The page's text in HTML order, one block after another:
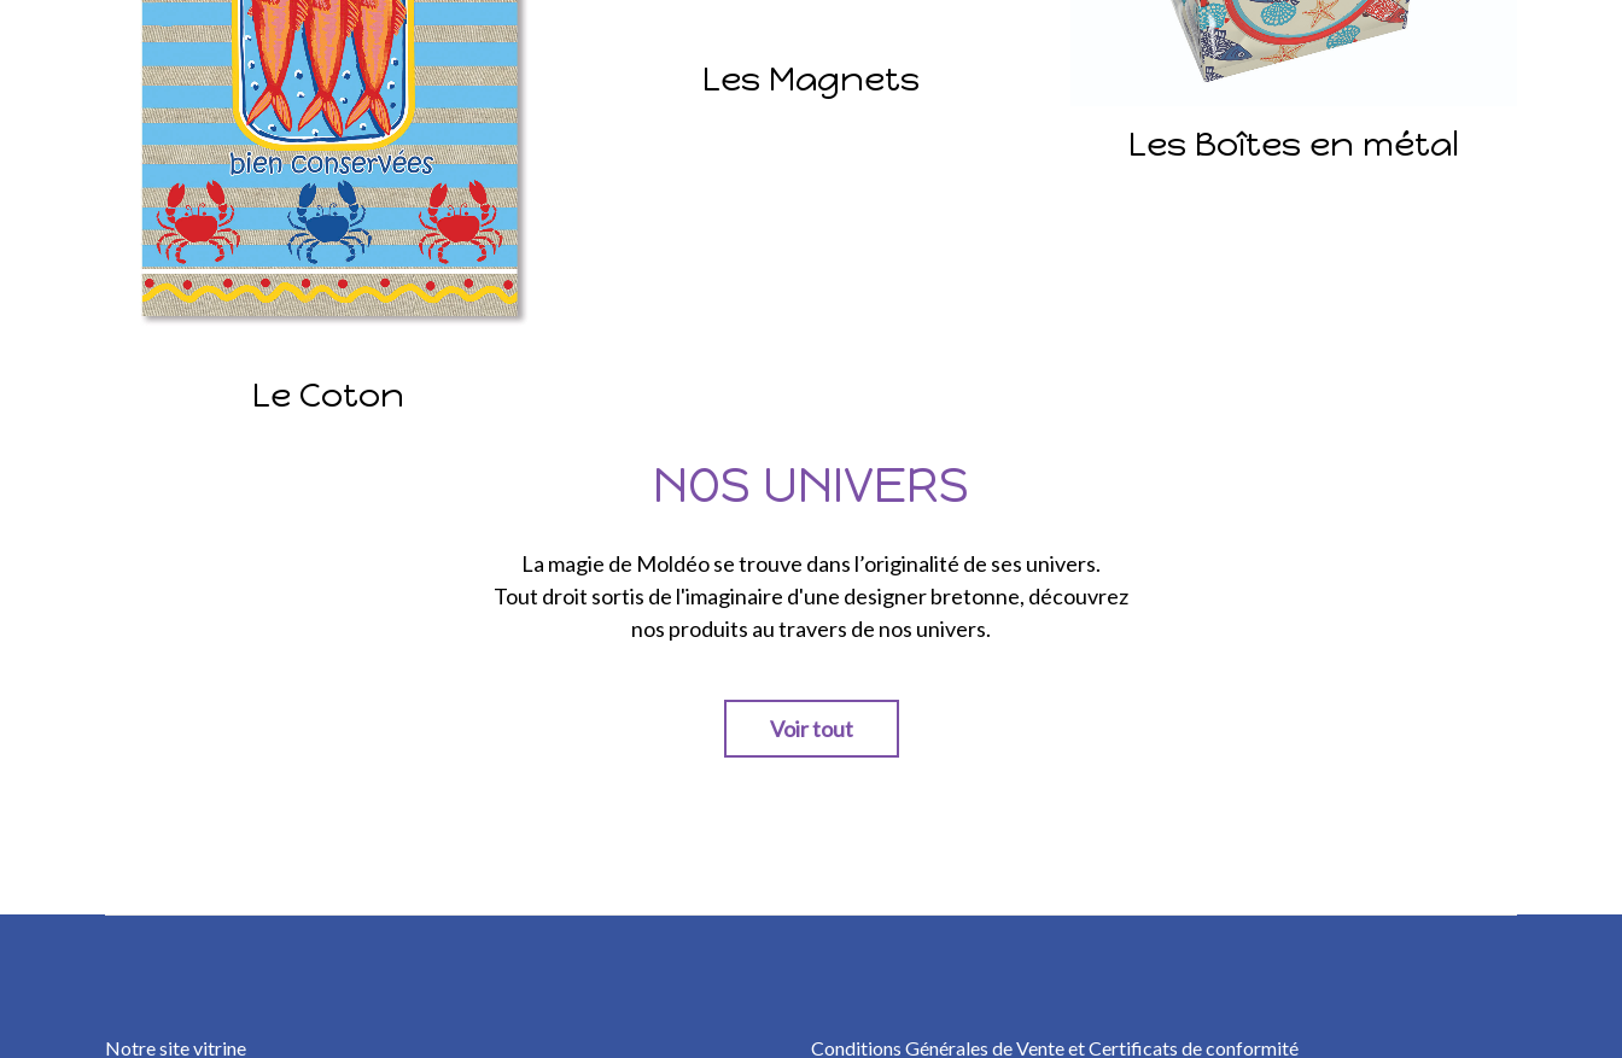
Le Coton
Les Magnets
Les Boîtes en métal
NOS UNIVERS
La magie de Moldéo se trouve dans l’originalité de ses univers.
Tout droit sortis de l'imaginaire d'une designer bretonne, découvrez
nos produits au travers de nos univers.
Voir tout
Notre site vitrine Conditions Générales de Vente et Certificats de conformité